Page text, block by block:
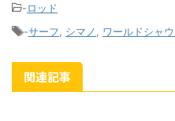
-ロッド
-サーフ シマノ ワールドシャウ
関連記事